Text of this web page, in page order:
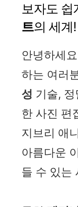
보자도 쉽
트의 세
안녕하세
하는 여러
성 기술,
한 사진 편
지브리 애
아름다운
들 수 있는